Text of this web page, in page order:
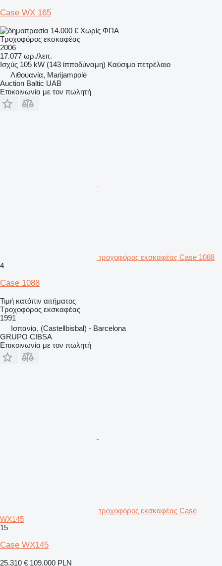
Case WX 165
14.000 € Χωρίς ΦΠΑ
Τροχοφόρος εκσκαφέας
2006
17.077 ωρ./λειτ.
Ισχύς 105 kW (143 ίπποδύναμη) Καύσιμο πετρέλαιο
Λιθουανία, Marijampolė
Auction Baltic UAB
Επικοινωνία με τον πωλητή
τροχοφόρος εκσκαφέας Case 1088
4
Case 1088
Τιμή κατόπιν αιτήματος
Τροχοφόρος εκσκαφέας
1991
Ισπανία, (Castellbisbal) - Barcelona
GRUPO CIBSA
Επικοινωνία με τον πωλητή
τροχοφόρος εκσκαφέας Case
WX145
15
Case WX145
25.310 € 109.000 PLN